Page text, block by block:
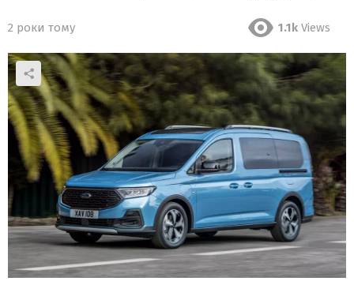
2 роки тому 1.1k Views